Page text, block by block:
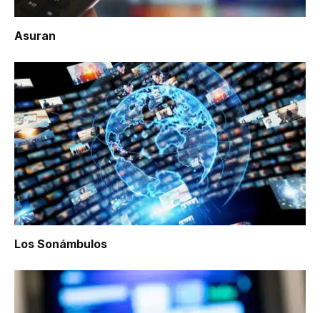
Asuran
Los Sonámbulos